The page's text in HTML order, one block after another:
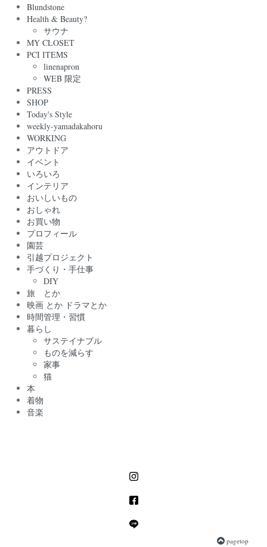
Blundstone
Health & Beauty?
サウナ
MY CLOSET
PCI ITEMS
linenapron
WEB 限定
PRESS
SHOP
Today's Style
weekly-yamadakahoru
WORKING
アウトドア
イベント
いろいろ
インテリア
おいしいもの
おしゃれ
お買い物
プロフィール
園芸
引越プロジェクト
手づくり・手仕事
DIY
旅 とか
映画 とか ドラマとか
時間管理・習慣
暮らし
サステイナブル
ものを減らす
家事
猫
本
着物
音楽
pagetop